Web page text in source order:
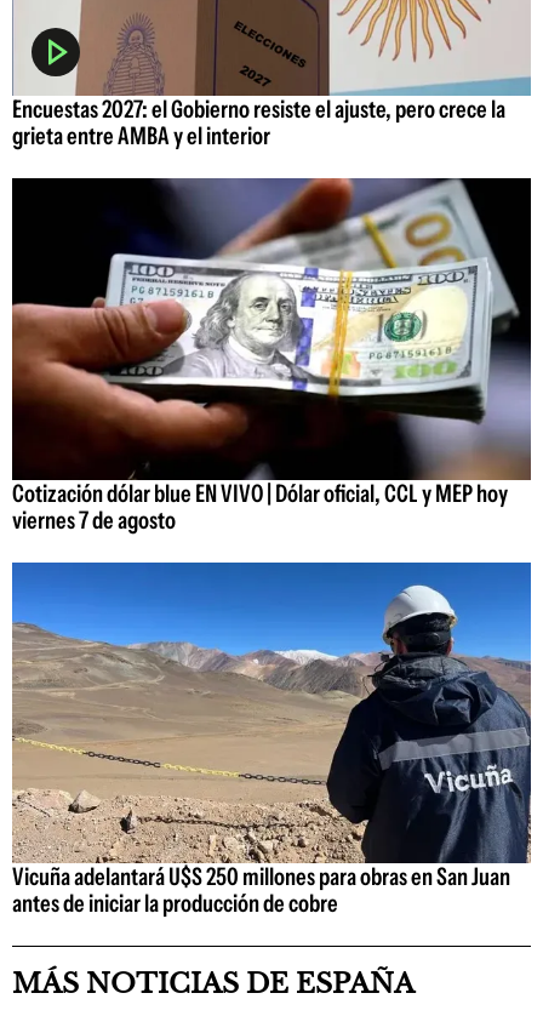
Encuestas 2027: el Gobierno resiste el ajuste, pero crece la
grieta entre AMBA y el interior
Cotización dólar blue EN VIVO | Dólar oficial, CCL y MEP hoy
viernes 7 de agosto
Vicuña adelantará U$S 250 millones para obras en San Juan
antes de iniciar la producción de cobre
MÁS NOTICIAS DE ESPAÑA